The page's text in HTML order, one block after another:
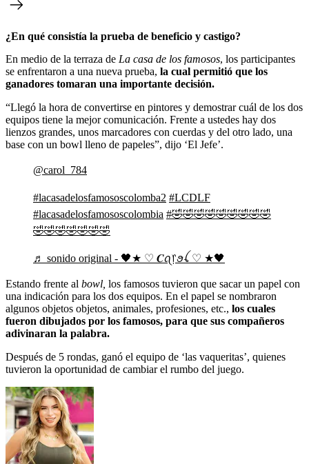
¿En qué consistía la prueba de beneficio y castigo?
En medio de la terraza de La casa de los famosos, los participantes
se enfrentaron a una nueva prueba, la cual permitió que los
ganadores tomaran una importante decisión.
“Llegó la hora de convertirse en pintores y demostrar cuál de los dos
equipos tiene la mejor comunicación. Frente a ustedes hay dos
lienzos grandes, unos marcadores con cuerdas y del otro lado, una
base con un bowl lleno de papeles”, dijo ‘El Jefe’.
@carol_784
#lacasadelosfamososcolomba2 #LCDLF
#lacasadelosfamososcolombia #🤣🤣🤣🤣🤣🤣🤣🤣🤣
🤣🤣🤣🤣🤣🤣🤣
♬ sonido original - 🖤★ ♡ 𝑪ꪖ᥅ꪮꪶ ♡ ★🖤
Estando frente al bowl, los famosos tuvieron que sacar un papel con
una indicación para los dos equipos. En el papel se nombraron
algunos objetos objetos, animales, profesiones, etc., los cuales
fueron dibujados por los famosos, para que sus compañeros
adivinaran la palabra.
Después de 5 rondas, ganó el equipo de ‘las vaqueritas’, quienes
tuvieron la oportunidad de cambiar el rumbo del juego.